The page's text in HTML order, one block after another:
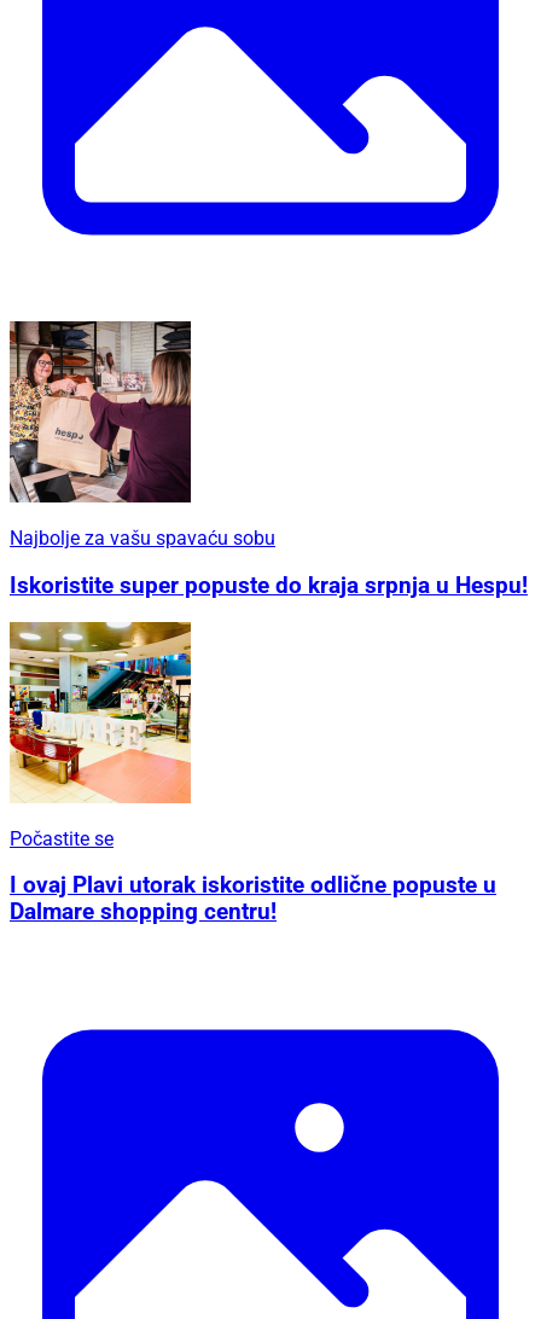
Najbolje za vašu spavaću sobu
Iskoristite super popuste do kraja srpnja u Hespu!
Počastite se
I ovaj Plavi utorak iskoristite odlične popuste u
Dalmare shopping centru!